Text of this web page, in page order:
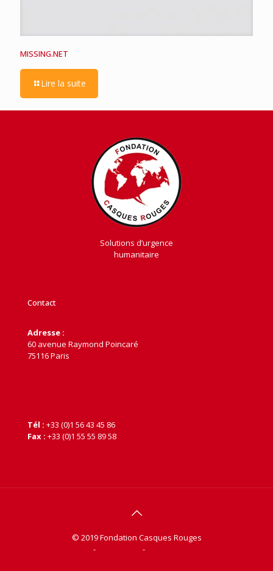
MISSING.NET
Lire la suite
Solutions d’urgence
humanitaire
Contact
Adresse :
60 avenue Raymond Poincaré
75116 Paris
Tél : +33 (0)1 56 43 45 86
Fax : +33 (0)1 55 55 89 58
© 2019 Fondation Casques Rouges
- -